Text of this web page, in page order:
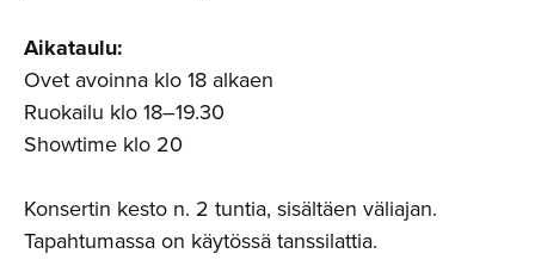
Aikataulu:
Ovet avoinna klo 18 alkaen
Ruokailu klo 18–19.30
Showtime klo 20
Konsertin kesto n. 2 tuntia, sisältäen väliajan.
Tapahtumassa on käytössä tanssilattia.